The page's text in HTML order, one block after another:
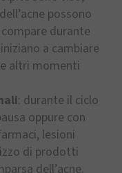
possono
durante
a cambiare
altri momenti
: durante il ciclo
oppure con
lesioni
di prodotti
dell’acne.